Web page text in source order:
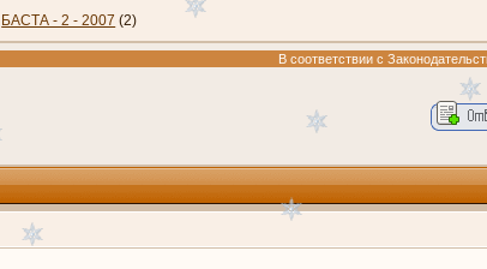
БАСТА - 2 - 2007 (2)
В соответствии с Законодательством РФ о